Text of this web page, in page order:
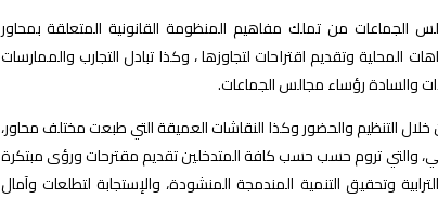
الجماعات من تملك مفاهيم المنظومة القانونية المتعلقة بمحاور
المحلية وتقديم اقتراحات لتجاوزها ، وكذا تبادل التجارب والممارسات
والسادة رؤساء مجالس الجماعات.
التنظيم والحضور وكذا النقاشات العميقة التي طبعت مختلف محاور،
والتي تروم حسب حسب كافة المتدخلين تقديم مقترحات ورؤى مبتكرة
وتحقيق التنمية المندمجة المنشودة، والإستجابة لتطلعات وآمال